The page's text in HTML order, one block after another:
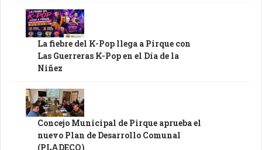
La fiebre del K-Pop llega a Pirque con
Las Guerreras K-Pop en el Día de la
Niñez
Concejo Municipal de Pirque aprueba el
nuevo Plan de Desarrollo Comunal
(PLADECO)